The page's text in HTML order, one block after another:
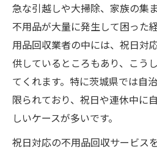
不用品回収の予約は祝
祝日限定の不用品回
目
茨城県で信頼の不用品回
茨城県の不用品回収
説
信頼できる不用品回
急な引越しや大掃除、家族の集
不用品が大量に発生して困った
用品回収業者の中には、祝日対
供しているところもあり、こう
てくれます。特に茨城県では自
限られており、祝日や連休中に
しいケースが多いです。
祝日対応の不用品回収サービス